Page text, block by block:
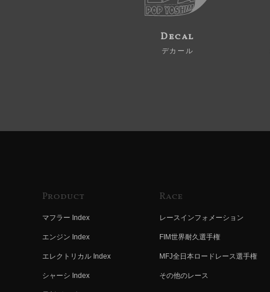
Decal
デカール
Product
マフラー Index
エンジン Index
エレクトリカル Index
シャーシ Index
Race
レースインフォメーション
FIM世界耐久選手権
MFJ全日本ロードレース選手権
その他のレース